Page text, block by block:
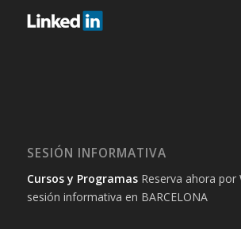
SESIÓN INFORMATIVA
Cursos y ProgramasReserva ahora por
sesión informativa en BARCELONA